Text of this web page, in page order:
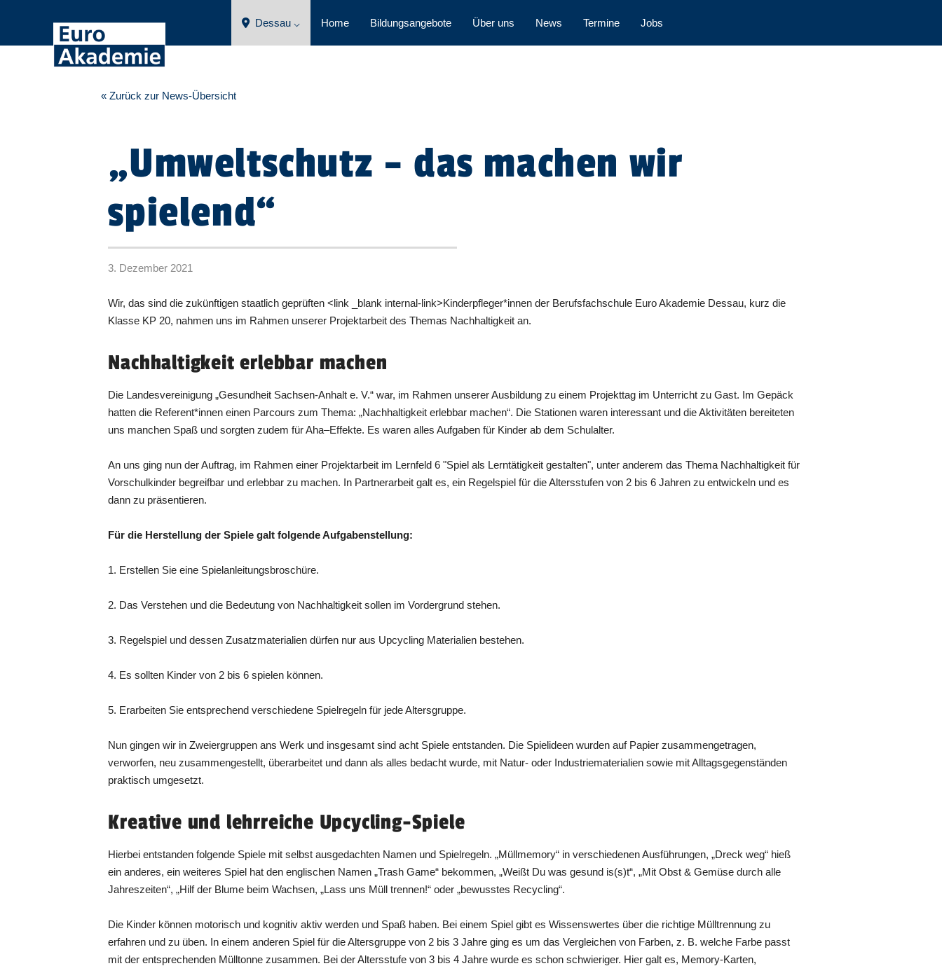
Dessau ⌵ Home Bildungsangebote Über uns News Termine Jobs
« Zurück zur News-Übersicht
„Umweltschutz – das machen wir
spielend“
3. Dezember 2021
Wir, das sind die zukünftigen staatlich geprüften <link _blank internal-link>Kinderpfleger*innen der Berufsfachschule Euro Akademie Dessau, kurz die
Klasse KP 20, nahmen uns im Rahmen unserer Projektarbeit des Themas Nachhaltigkeit an.
Nachhaltigkeit erlebbar machen
Die Landesvereinigung „Gesundheit Sachsen-Anhalt e. V.“ war, im Rahmen unserer Ausbildung zu einem Projekttag im Unterricht zu Gast. Im Gepäck
hatten die Referent*innen einen Parcours zum Thema: „Nachhaltigkeit erlebbar machen“. Die Stationen waren interessant und die Aktivitäten bereiteten
uns manchen Spaß und sorgten zudem für Aha–Effekte. Es waren alles Aufgaben für Kinder ab dem Schulalter.
An uns ging nun der Auftrag, im Rahmen einer Projektarbeit im Lernfeld 6 "Spiel als Lerntätigkeit gestalten", unter anderem das Thema Nachhaltigkeit für
Vorschulkinder begreifbar und erlebbar zu machen. In Partnerarbeit galt es, ein Regelspiel für die Altersstufen von 2 bis 6 Jahren zu entwickeln und es
dann zu präsentieren.
Für die Herstellung der Spiele galt folgende Aufgabenstellung:
1. Erstellen Sie eine Spielanleitungsbroschüre.
2. Das Verstehen und die Bedeutung von Nachhaltigkeit sollen im Vordergrund stehen.
3. Regelspiel und dessen Zusatzmaterialien dürfen nur aus Upcycling Materialien bestehen.
4. Es sollten Kinder von 2 bis 6 spielen können.
5. Erarbeiten Sie entsprechend verschiedene Spielregeln für jede Altersgruppe.
Nun gingen wir in Zweiergruppen ans Werk und insgesamt sind acht Spiele entstanden. Die Spielideen wurden auf Papier zusammengetragen,
verworfen, neu zusammengestellt, überarbeitet und dann als alles bedacht wurde, mit Natur- oder Industriematerialien sowie mit Alltagsgegenständen
praktisch umgesetzt.
Kreative und lehrreiche Upcycling-Spiele
Hierbei entstanden folgende Spiele mit selbst ausgedachten Namen und Spielregeln. „Müllmemory“ in verschiedenen Ausführungen, „Dreck weg“ hieß
ein anderes, ein weiteres Spiel hat den englischen Namen „Trash Game“ bekommen, „Weißt Du was gesund is(s)t“, „Mit Obst & Gemüse durch alle
Jahreszeiten“, „Hilf der Blume beim Wachsen, „Lass uns Müll trennen!“ oder „bewusstes Recycling“.
Die Kinder können motorisch und kognitiv aktiv werden und Spaß haben. Bei einem Spiel gibt es Wissenswertes über die richtige Mülltrennung zu
erfahren und zu üben. In einem anderen Spiel für die Altersgruppe von 2 bis 3 Jahre ging es um das Vergleichen von Farben, z. B. welche Farbe passt
mit der entsprechenden Mülltonne zusammen. Bei der Altersstufe von 3 bis 4 Jahre wurde es schon schwieriger. Hier galt es, Memory-Karten,